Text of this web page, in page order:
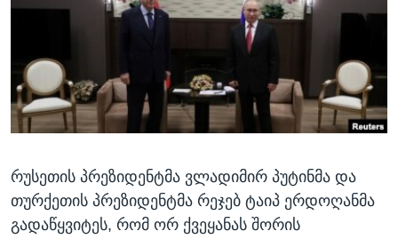
ᲡᲢᲣᲓᲘᲐ ᲕᲐᲨᲘᲜᲒᲢᲝᲜᲘ
ᲛᲔᲪᲜᲘᲔᲠᲔᲑᲐ
ᲘᲜᲢᲔᲠᲕᲘᲣ
ᲒᲐᲚᲘᲚᲔᲝ
ᲓᲔᲖᲘᲜᲤᲝᲠᲛᲐᲪᲘᲐ
ᲗᲕᲐᲚᲘ ᲒᲕᲐᲓᲔᲕᲜᲔᲗ
რუსეთის პრეზიდენტმა ვლადიმირ პუტინმა და
თურქეთის პრეზიდენტმა რეჯებ ტაიპ ერდოღანმა
გადაწყვიტეს, რომ ორ ქვეყანას შორის